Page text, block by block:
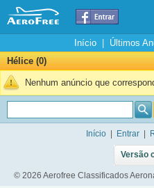
Início| Últimos
Hélice (0)
Nenhum anúncio que
Início Entrar
Versão
© 2026 Aerofree Classificados